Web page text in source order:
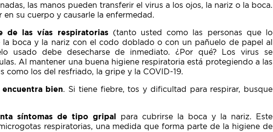
las manos pueden transferir el virus a los ojos, la nariz o la boca.
en su cuerpo y causarle la enfermedad.
de las vías respiratorias(tanto usted como las personas que lo
la boca y la nariz con el codo doblado o con un pañuelo de papel al
usado debe desecharse de inmediato. ¿Por qué? Los virus se
Al mantener una buena higiene respiratoria está protegiendo a las
como los del resfriado, la gripe y la COVID-19.
encuentra bien. Si tiene fiebre, tos y dificultad para respirar, busque
síntomas de tipo gripal
para cubrirse la boca y la nariz. Este
respiratorias, una medida que forma parte de la higiene de